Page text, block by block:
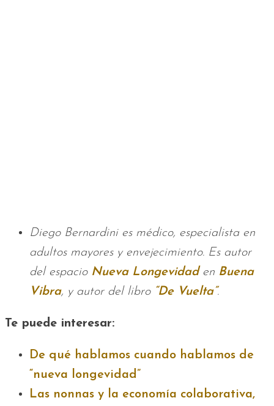
Diego Bernardini es médico, especialista en
adultos mayores y envejecimiento. Es autor
del espacio Nueva Longevidaden Buena
Vibra, y autor del libro “De Vuelta”.
Te puede interesar:
De qué hablamos cuando hablamos de
“nueva longevidad”
Las nonnas y la economía colaborativa,